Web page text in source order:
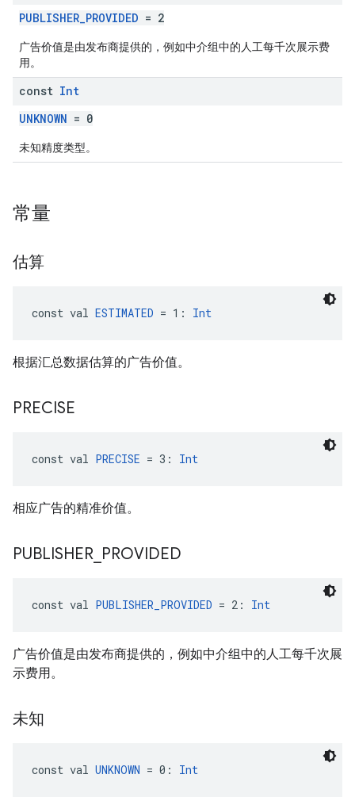
PUBLISHER_PROVIDED = 2
广告价值是由发布商提供的，例如中介组中的人工每千次展示费
用。
const Int
UNKNOWN = 0
未知精度类型。
常量
估算
const val ESTIMATED = 1: Int
根据汇总数据估算的广告价值。
PRECISE
const val PRECISE = 3: Int
相应广告的精准价值。
PUBLISHER PROVIDED
const val PUBLISHER_PROVIDED = 2: Int
广告价值是由发布商提供的，例如中介组中的人工每千次展
示费用。
未知
const val UNKNOWN = 0: Int